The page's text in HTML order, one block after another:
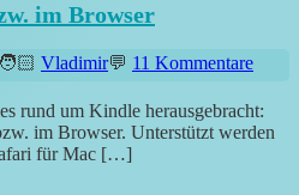
im Browser
Vladimir 11 Kommentare
rund um Kindle herausgebracht:
im Browser. Unterstützt werden
für Mac […]